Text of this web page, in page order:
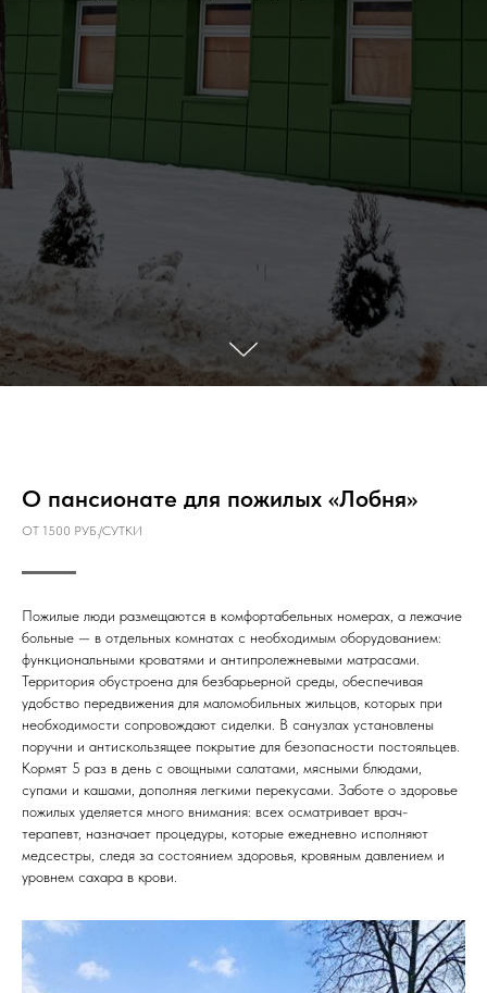
О пансионате для пожилых «Лобня»
ОТ 1500 РУБ./СУТКИ
Пожилые люди размещаются в комфортабельных номерах, а лежачие
больные — в отдельных комнатах с необходимым оборудованием:
функциональными кроватями и антипролежневыми матрасами.
Территория обустроена для безбарьерной среды, обеспечивая
удобство передвижения для маломобильных жильцов, которых при
необходимости сопровождают сиделки. В санузлах установлены
поручни и антискользящее покрытие для безопасности постояльцев.
Кормят 5 раз в день с овощными салатами, мясными блюдами,
супами и кашами, дополняя легкими перекусами. Заботе о здоровье
пожилых уделяется много внимания: всех осматривает врач-
терапевт, назначает процедуры, которые ежедневно исполняют
медсестры, следя за состоянием здоровья, кровяным давлением и
уровнем сахара в крови.